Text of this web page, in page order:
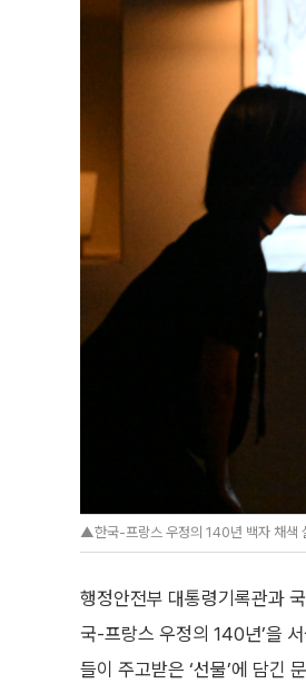
▲한국-프랑스 우정의 140년 백자 채색
행정안전부 대통령기록관과
국-프랑스 우정의 140년’을
들이 주고받은 ‘선물’에 담긴